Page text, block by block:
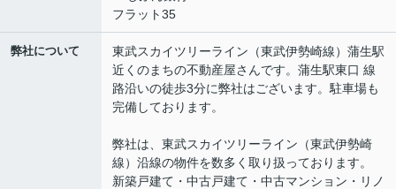
フラット35
弊社について
東武スカイツリーライン（東武伊勢崎線）蒲生駅
近くのまちの不動産屋さんです。蒲生駅東口 線
路沿いの徒歩3分に弊社はございます。駐車場も
完備しております。
弊社は、東武スカイツリーライン（東武伊勢崎
線）沿線の物件を数多く取り扱っております。
新築戸建て・中古戸建て・中古マンション・リノ